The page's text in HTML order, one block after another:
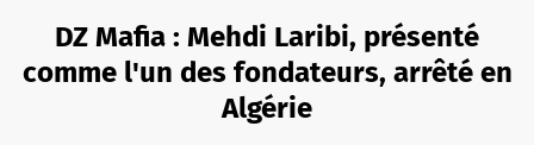
DZ Mafia : Mehdi Laribi, présenté
comme l'un des fondateurs, arrêté en
Algérie